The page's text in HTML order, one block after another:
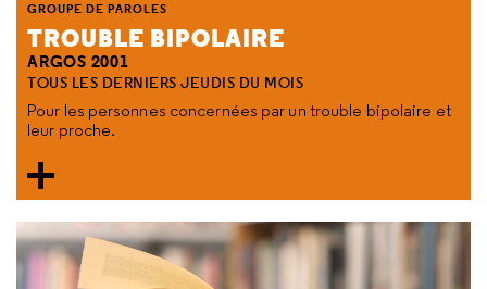
TROUBLE BIPOLAIRE
ARGOS 2001
GROUPE DE PAROLES
TOUS LES DERNIERS JEUDIS DU MOIS
Pour les personnes concernées par un trouble bipolaire et
leur proche.